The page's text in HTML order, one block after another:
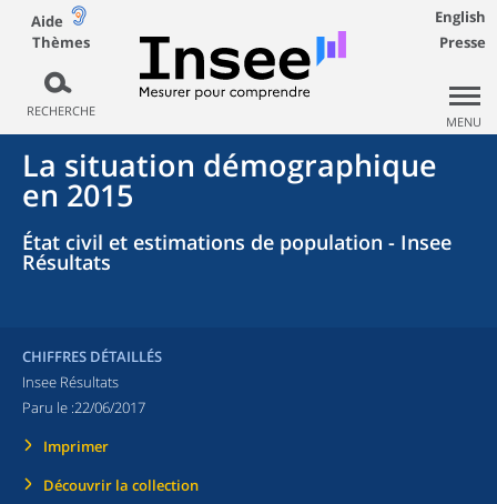
Aide
Thèmes
RECHERCHE
English
Presse
MENU
La situation démographique
en 2015
État civil et estimations de population - Insee
Résultats
CHIFFRES DÉTAILLÉS
Insee Résultats
Paru le :22/06/2017
Imprimer
Découvrir la collection